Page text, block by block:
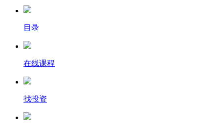
目录
在线课程
找投资